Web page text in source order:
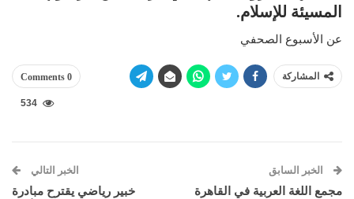
المسيئة للإسلام.
عن الأسبوع الصحفي
المشاركة 0 Comments
534
الخبر السابق
مجمع اللغة العربية في القاهرة
الخبر التالي
خبير رياضي يقترح مبادرة